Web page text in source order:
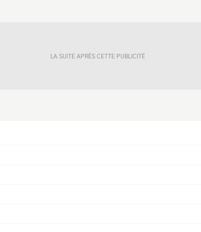
LA SUITE APRÈS CETTE PUBLICITÉ